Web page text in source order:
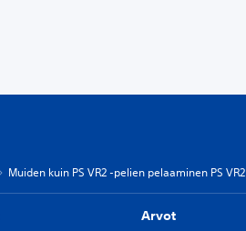
Muiden kuin PS VR2 -pelien pelaaminen PS
Arvot